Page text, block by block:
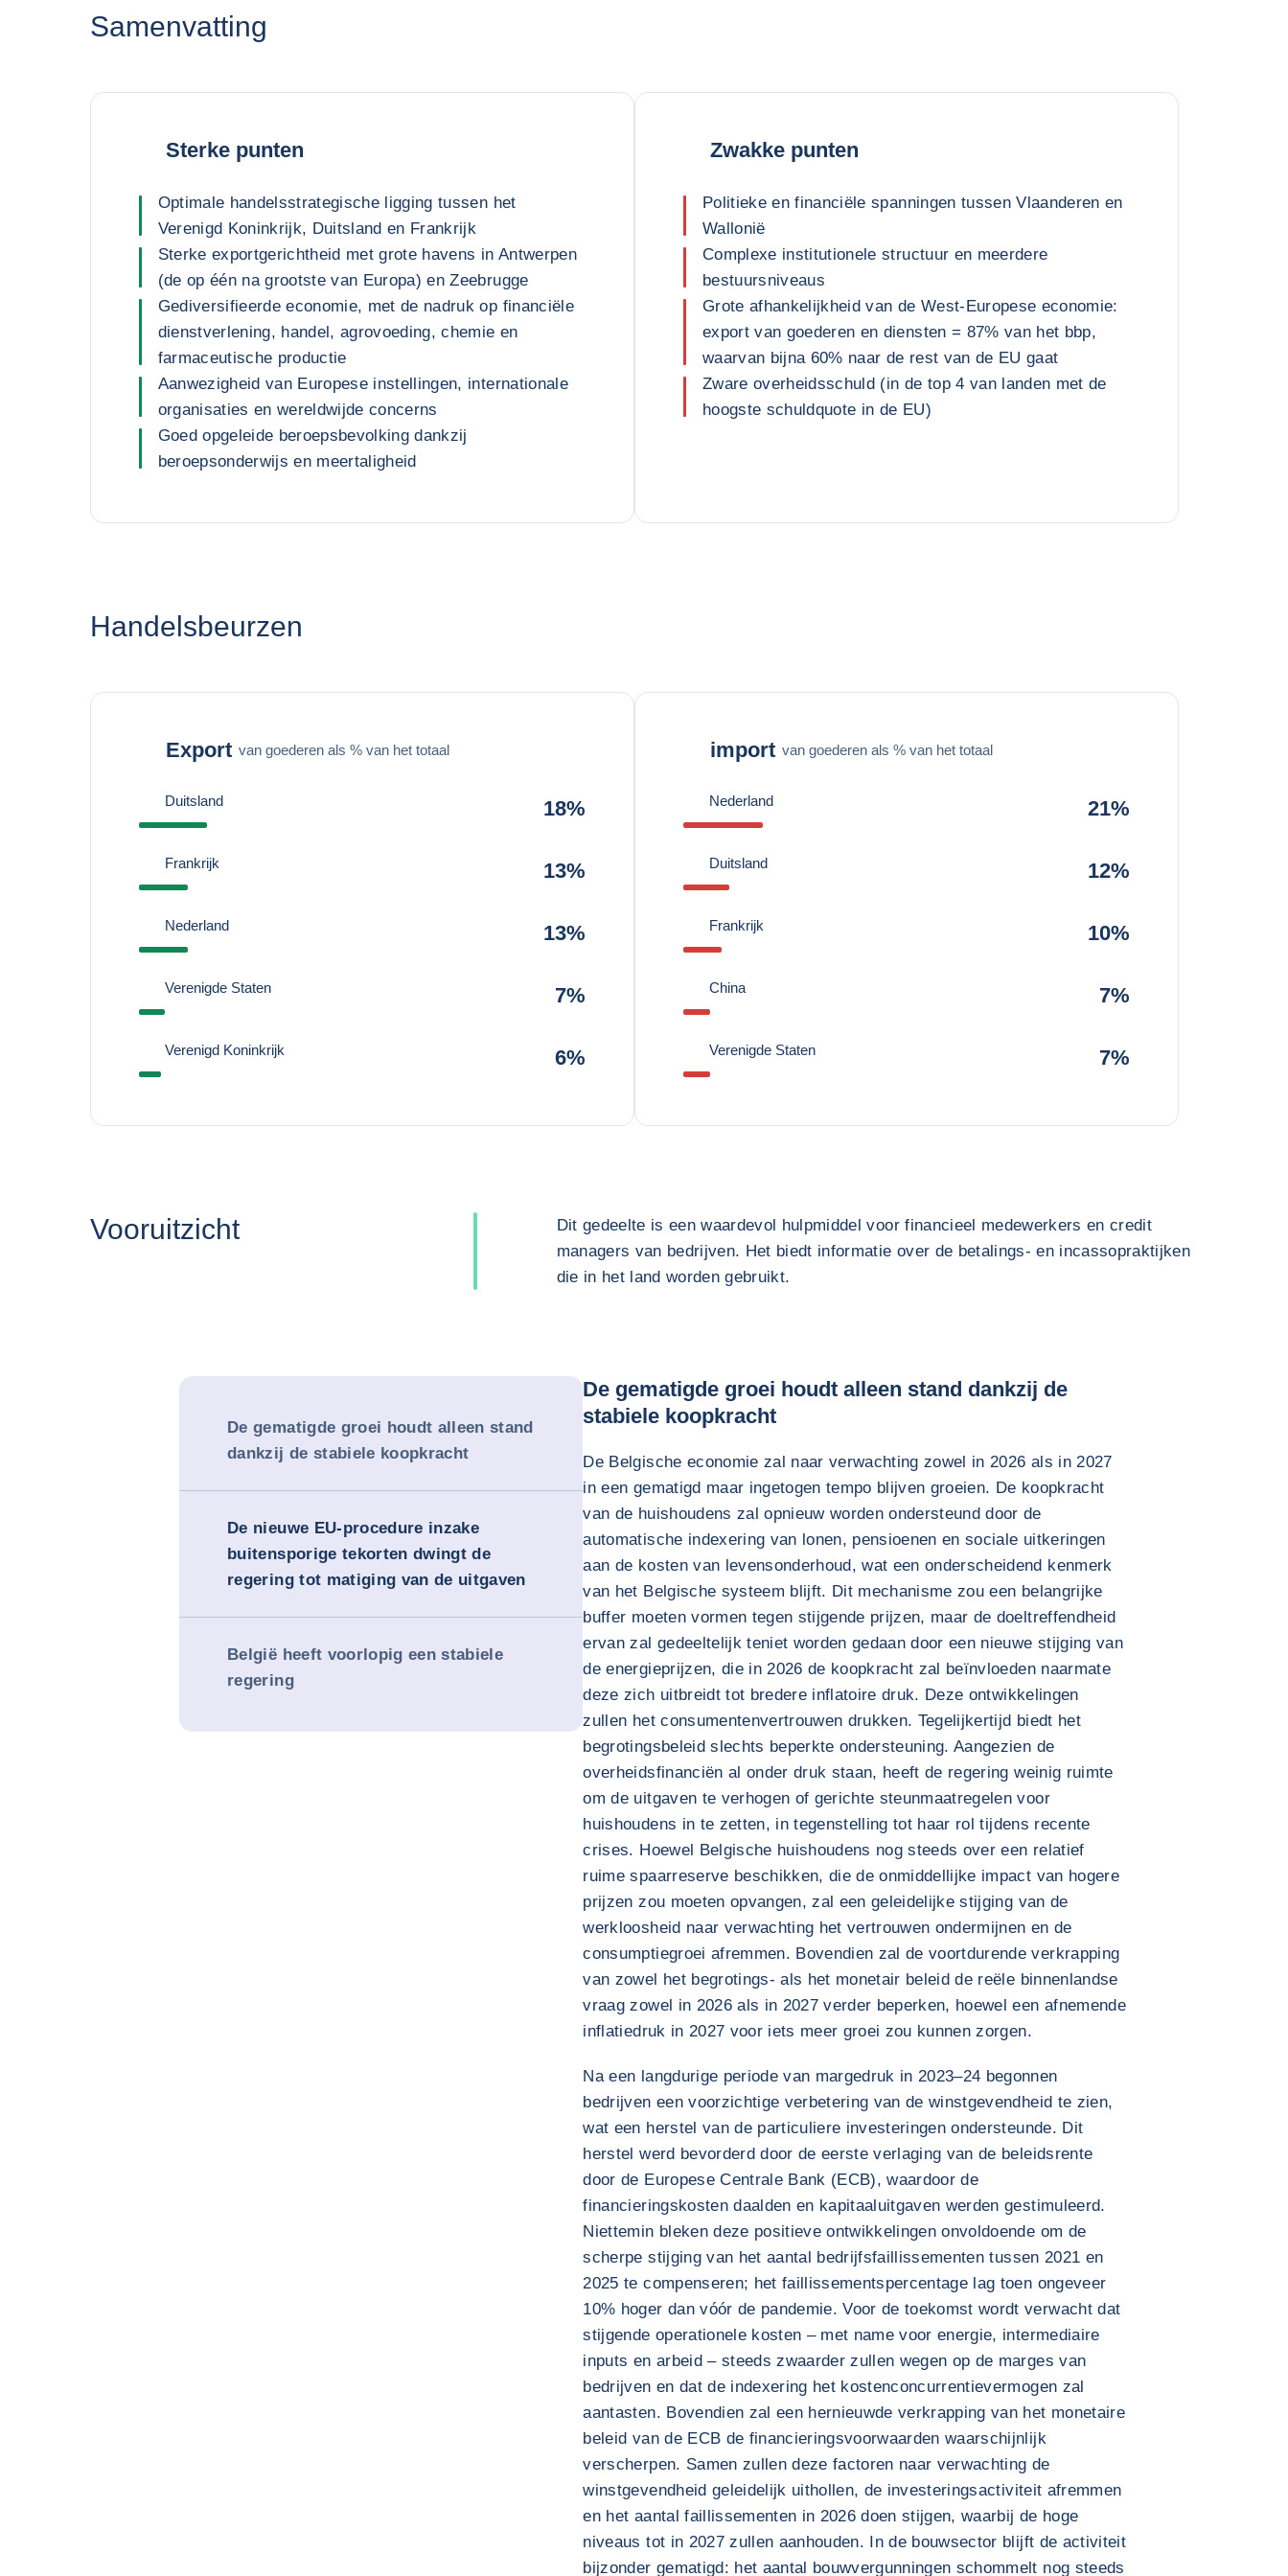
Samenvatting
Sterke punten
Optimale handelsstrategische ligging tussen het
Verenigd Koninkrijk, Duitsland en Frankrijk
Sterke exportgerichtheid met grote havens in Antwerpen
(de op één na grootste van Europa) en Zeebrugge
Gediversifieerde economie, met de nadruk op financiële
dienstverlening, handel, agrovoeding, chemie en
farmaceutische productie
Aanwezigheid van Europese instellingen, internationale
organisaties en wereldwijde concerns
Goed opgeleide beroepsbevolking dankzij
beroepsonderwijs en meertaligheid
Zwakke punten
Politieke en financiële spanningen tussen Vlaanderen en
Wallonië
Complexe institutionele structuur en meerdere
bestuursniveaus
Grote afhankelijkheid van de West-Europese economie:
export van goederen en diensten = 87% van het bbp,
waarvan bijna 60% naar de rest van de EU gaat
Zware overheidsschuld (in de top 4 van landen met de
hoogste schuldquote in de EU)
Handelsbeurzen
Export van goederen als % van het totaal
Duitsland 18%
Frankrijk 13%
Nederland 13%
Verenigde Staten 7%
Verenigd Koninkrijk 6%
import van goederen als % van het totaal
Nederland 21%
Duitsland 12%
Frankrijk 10%
China 7%
Verenigde Staten 7%
Vooruitzicht
Dit gedeelte is een waardevol hulpmiddel voor financieel medewerkers en credit
managers van bedrijven. Het biedt informatie over de betalings- en incassopraktijken
die in het land worden gebruikt.
De gematigde groei houdt alleen stand
dankzij de stabiele koopkracht
De nieuwe EU-procedure inzake
buitensporige tekorten dwingt de
regering tot matiging van de uitgaven
België heeft voorlopig een stabiele
regering
De gematigde groei houdt alleen stand dankzij de
stabiele koopkracht
De Belgische economie zal naar verwachting zowel in 2026 als in 2027
in een gematigd maar ingetogen tempo blijven groeien. De koopkracht
van de huishoudens zal opnieuw worden ondersteund door de
automatische indexering van lonen, pensioenen en sociale uitkeringen
aan de kosten van levensonderhoud, wat een onderscheidend kenmerk
van het Belgische systeem blijft. Dit mechanisme zou een belangrijke
buffer moeten vormen tegen stijgende prijzen, maar de doeltreffendheid
ervan zal gedeeltelijk teniet worden gedaan door een nieuwe stijging van
de energieprijzen, die in 2026 de koopkracht zal beïnvloeden naarmate
deze zich uitbreidt tot bredere inflatoire druk. Deze ontwikkelingen
zullen het consumentenvertrouwen drukken. Tegelijkertijd biedt het
begrotingsbeleid slechts beperkte ondersteuning. Aangezien de
overheidsfinanciën al onder druk staan, heeft de regering weinig ruimte
om de uitgaven te verhogen of gerichte steunmaatregelen voor
huishoudens in te zetten, in tegenstelling tot haar rol tijdens recente
crises. Hoewel Belgische huishoudens nog steeds over een relatief
ruime spaarreserve beschikken, die de onmiddellijke impact van hogere
prijzen zou moeten opvangen, zal een geleidelijke stijging van de
werkloosheid naar verwachting het vertrouwen ondermijnen en de
consumptiegroei afremmen. Bovendien zal de voortdurende verkrapping
van zowel het begrotings- als het monetair beleid de reële binnenlandse
vraag zowel in 2026 als in 2027 verder beperken, hoewel een afnemende
inflatiedruk in 2027 voor iets meer groei zou kunnen zorgen.
Na een langdurige periode van margedruk in 2023–24 begonnen
bedrijven een voorzichtige verbetering van de winstgevendheid te zien,
wat een herstel van de particuliere investeringen ondersteunde. Dit
herstel werd bevorderd door de eerste verlaging van de beleidsrente
door de Europese Centrale Bank (ECB), waardoor de
financieringskosten daalden en kapitaaluitgaven werden gestimuleerd.
Niettemin bleken deze positieve ontwikkelingen onvoldoende om de
scherpe stijging van het aantal bedrijfsfaillissementen tussen 2021 en
2025 te compenseren; het faillissementspercentage lag toen ongeveer
10% hoger dan vóór de pandemie. Voor de toekomst wordt verwacht dat
stijgende operationele kosten – met name voor energie, intermediaire
inputs en arbeid – steeds zwaarder zullen wegen op de marges van
bedrijven en dat de indexering het kostenconcurrentievermogen zal
aantasten. Bovendien zal een hernieuwde verkrapping van het monetaire
beleid van de ECB de financieringsvoorwaarden waarschijnlijk
verscherpen. Samen zullen deze factoren naar verwachting de
winstgevendheid geleidelijk uithollen, de investeringsactiviteit afremmen
en het aantal faillissementen in 2026 doen stijgen, waarbij de hoge
niveaus tot in 2027 zullen aanhouden. In de bouwsector blijft de activiteit
bijzonder gematigd: het aantal bouwvergunningen schommelt nog steeds